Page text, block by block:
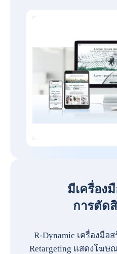
มีเครื่อง
การตัด
R-Dynamic เครื่องมือ
Retargeting แสดงโฆษ